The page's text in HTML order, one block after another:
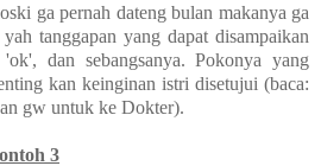
ga pernah dateng bulan makanya ga
tanggapan yang dapat disampaikan
dan sebangsanya. Pokonya yang
kan keinginan istri disetujui (baca:
gw untuk ke Dokter).
3